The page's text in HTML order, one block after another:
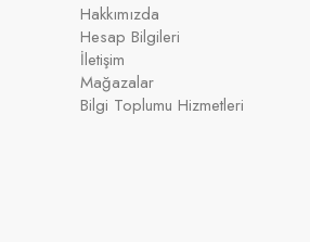
Hakkımızda
Hesap Bilgileri
İletişim
Mağazalar
Bilgi Toplumu Hizmetleri